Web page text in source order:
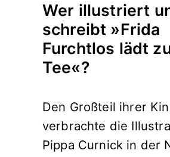
Wer illustriert
schreibt »Frida
Furchtlos lädt
Tee«?
Den Großteil ihrer
verbrachte die
Pippa Curnick in der